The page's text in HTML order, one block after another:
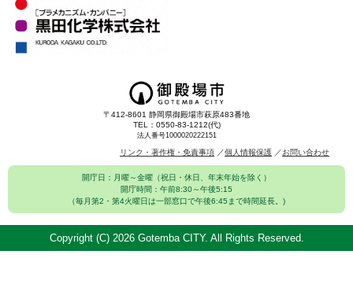
〒412-8601 静岡県御殿場市萩原483番地
TEL：0550-83-1212(代)
法人番号1000020222151
リンク・著作権・免責事項 個人情報保護 お問い合わせ
開庁日：月曜～金曜（祝日・休日、年末年始を除く）
開庁時間：午前8:30～午後5:15
（毎月第2・第4火曜日は一部窓口で午後6:45まで時間延長。)
Copyright (C) 2026 Gotemba CITY. All Rights Reserved.